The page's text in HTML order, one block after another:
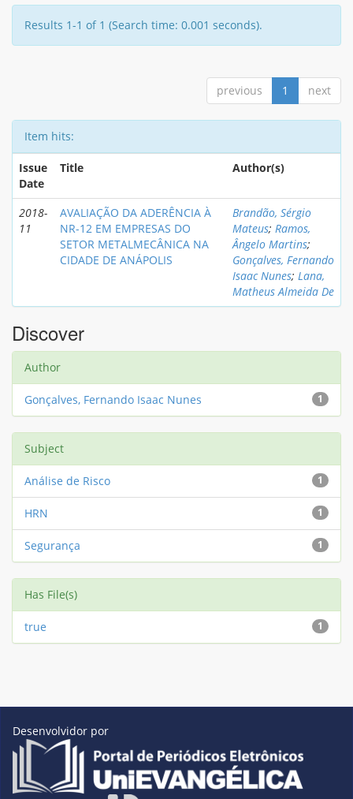
Results 1-1 of 1 (Search time: 0.001 seconds).
previous 1 next
Item hits:
Issue
Date
Title Author(s)
2018-
11
AVALIAÇÃO DA ADERÊNCIA À
NR-12 EM EMPRESAS DO
SETOR METALMECÂNICA NA
CIDADE DE ANÁPOLIS
Brandão, Sérgio
Mateus; Ramos,
Ângelo Martins;
Gonçalves, Fernando
Isaac Nunes; Lana,
Matheus Almeida De
Discover
Author
1
Gonçalves, Fernando Isaac Nunes
Subject
1
Análise de Risco
1
HRN
1
Segurança
Has File(s)
1
true
Desenvolvidor por